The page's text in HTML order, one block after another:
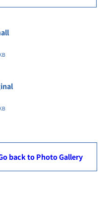
back to Photo Gallery